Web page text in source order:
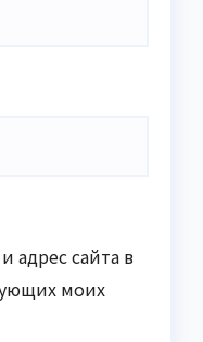
адрес сайта в
моих